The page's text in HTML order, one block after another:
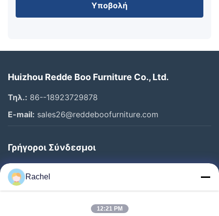
Υποβολή
Huizhou Redde Boo Furniture Co., Ltd.
Τηλ.: 86--18923729878
E-mail: sales26@reddeboofurniture.com
Γρήγοροι Σύνδεσμοι
Αρχική Σελίδα
Προϊόντα
Rachel
12:21 PM